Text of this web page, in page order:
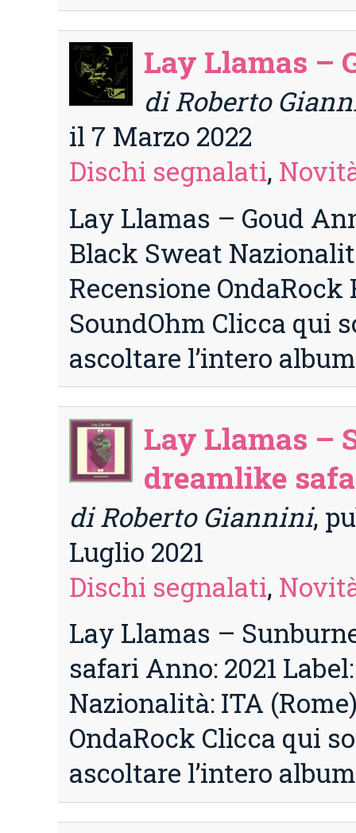
Lay Llamas –
di Roberto
il 7 Marzo 2022
Dischi segnalati,
Lay Llamas – Goud
Black Sweat
Recensione OndaRock
SoundOhm Clicca qui
ascoltare l’intero
Lay Llamas –
dreamlike
di Roberto Giannini,
Luglio 2021
Dischi segnalati,
Lay Llamas –
safari Anno: 2021
Nazionalità: ITA
OndaRock Clicca qui
ascoltare l’intero